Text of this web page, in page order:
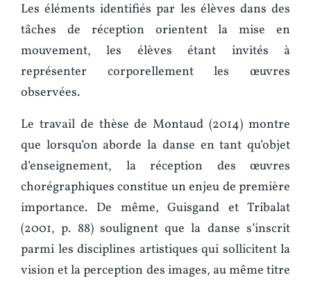
Les éléments identifiés par les élèves dans des
tâches de réception orientent la mise en
mouvement, les élèves étant invités à
représenter corporellement les œuvres
observées.
Le travail de thèse de Montaud (2014) montre
que lorsqu’on aborde la danse en tant qu’objet
d’enseignement, la réception des œuvres
chorégraphiques constitue un enjeu de première
importance. De même, Guisgand et Tribalat
(2001, p. 88) soulignent que la danse s’inscrit
parmi les disciplines artistiques qui sollicitent la
vision et la perception des images, au même titre